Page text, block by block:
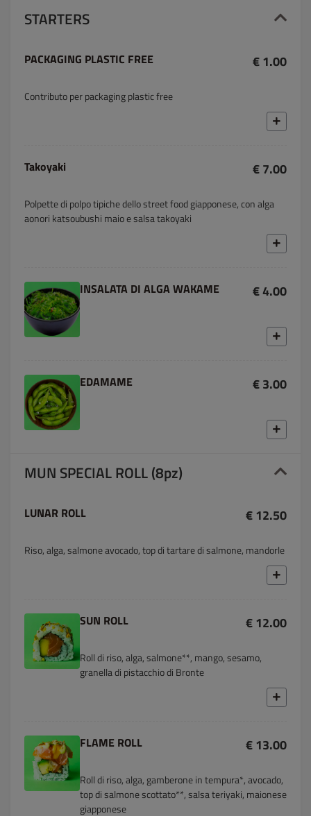
STARTERS
PACKAGING PLASTIC FREE € 1.00
Contributo per packaging plastic free
Takoyaki € 7.00
Polpette di polpo tipiche dello street food giapponese, con alga
aonori katsoubushi maio e salsa takoyaki
INSALATA DI ALGA WAKAME € 4.00
EDAMAME € 3.00
MUN SPECIAL ROLL (8pz)
LUNAR ROLL € 12.50
Riso, alga, salmone avocado, top di tartare di salmone, mandorle
SUN ROLL € 12.00
Roll di riso, alga, salmone**, mango, sesamo,
granella di pistacchio di Bronte
FLAME ROLL € 13.00
Roll di riso, alga, gamberone in tempura*, avocado,
top di salmone scottato**, salsa teriyaki, maionese
giapponese